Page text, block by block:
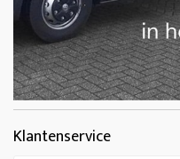
Klantenservice